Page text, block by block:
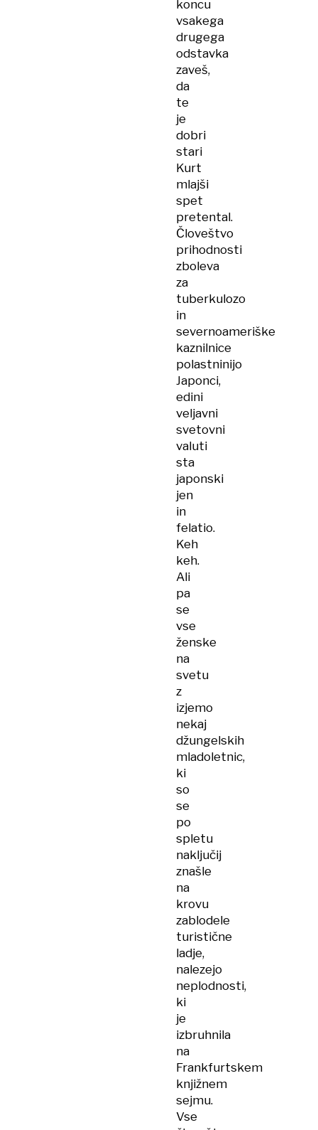
koncu
vsakega
drugega
odstavka
zaveš,
da
te
je
dobri
stari
Kurt
mlajši
spet
pretental.
Človeštvo
prihodnosti
zboleva
za
tuberkulozo
in
severnoameriške
kaznilnice
polastninijo
Japonci,
edini
veljavni
svetovni
valuti
sta
japonski
jen
in
felatio.
Keh
keh.
Ali
pa
se
vse
ženske
na
svetu
z
izjemo
nekaj
džungelskih
mladoletnic,
ki
so
se
po
spletu
naključij
znašle
na
krovu
zablodele
turistične
ladje,
nalezejo
neplodnosti,
ki
je
izbruhnila
na
Frankfurtskem
knjižnem
sejmu.
Vse